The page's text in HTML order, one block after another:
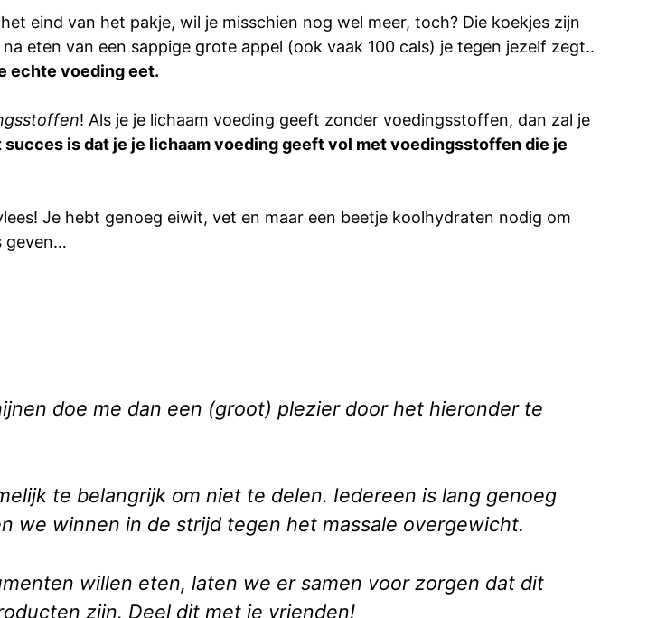
eind van het pakje, wil je misschien nog wel meer, toch? Die koekjes zijn
eten van een sappige grote appel (ook vaak 100 cals) je tegen jezelf zegt..
echte voeding eet.
! Als je je lichaam voeding geeft zonder voedingsstoffen, dan zal je
succes is dat je je lichaam voeding geeft vol met voedingsstoffen die je
Je hebt genoeg eiwit, vet en maar een beetje koolhydraten nodig om
geven…
doe me dan een (groot) plezier door het hieronder te
te belangrijk om niet te delen. Iedereen is lang genoeg
we winnen in de strijd tegen het massale overgewicht.
willen eten, laten we er samen voor zorgen dat dit
zijn. Deel dit met je vrienden!